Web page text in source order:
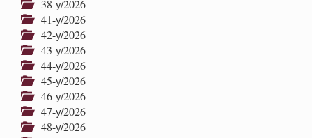
38-у/2026
41-у/2026
42-у/2026
43-у/2026
44-у/2026
45-у/2026
46-у/2026
47-у/2026
48-у/2026